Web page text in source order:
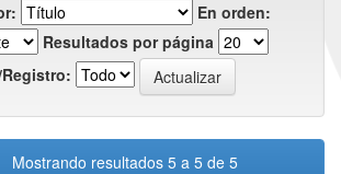
En orden:
Resultados por página
Mostrando resultados 5 a 5 de 5